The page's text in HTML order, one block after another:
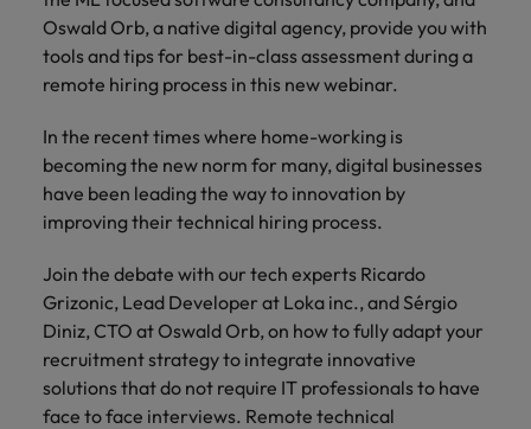
globale sulle
retribuzioni.
contatto
con i nostri
esperti del
settore per
delle
dinamiche
e delle
opportunità
nel
del lavoro.
Singapore
Sud Corea
Spagna
Svizzera
Taiwan
Thailandia
Paesi Bassi
Emirati Arabi
UK
Scopri di più
Scopri di più
Talent Trends 2025
Leggi il nostro articolo
Scopri di più
Lavora con noi
Consulta le nostre offerte di lavoro
interne
Scopri di più
Cile
Francia
Germania
India
Indonesia
Irlanda
Singapore
Spagna
Svizzera
Thailandia
Paesi Bassi
Emirati Arabi
Oswald Orb, a native digital agency, provide you with
tools and tips for best-in-class assessment during a
remote hiring process in this new webinar.
In the recent times where home-working is
becoming the new norm for many, digital businesses
have been leading the way to innovation by
improving their technical hiring process.
Join the debate with our tech experts Ricardo
Grizonic, Lead Developer at Loka inc., and Sérgio
Diniz, CTO at Oswald Orb, on how to fully adapt your
recruitment strategy to integrate innovative
solutions that do not require IT professionals to have
face to face interviews. Remote technical